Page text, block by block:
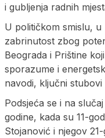
i gubljenja radnih
U političkom smislu,
zabrinutost zbog
Beograda i Prištine
sporazume i
navodi, ključni
Podsjeća se i na
godine, kada su 11-
Stojanović i njegov